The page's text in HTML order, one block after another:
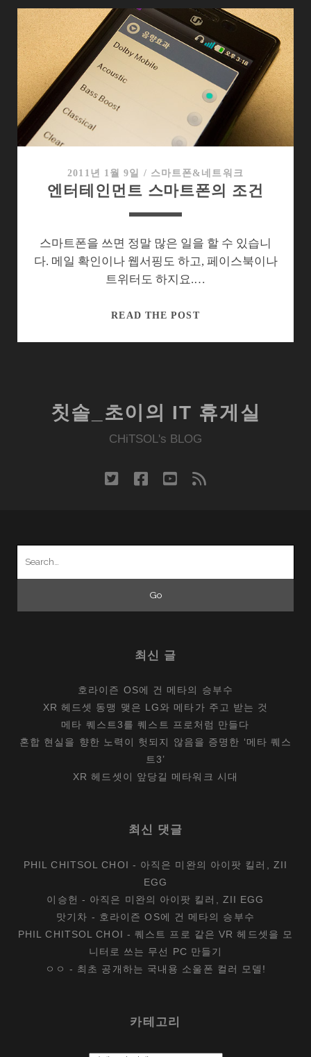
스
마
하
린
돌
비
이
트,
노
100
대
LG
벤
2011년 1월 9일 / 스마트폰&네트워크
엔터테인먼트 스마트폰의 조건
스마트폰을 쓰면 정말 많은 일을 할 수 있습니
다. 메일 확인이나 웹서핑도 하고, 페이스북이나
트위터도 하지요.…
READ THE POST엔
스
마
의
칫솔_초이의 IT 휴게실
CHiTSOL's BLOG
twitterfacebook
youtube
rss
최신 글
호라이즌 OS에 건 메타의 승부수
XR 헤드셋 동맹 맺은 LG와 메타가 주고 받는 것
메타 퀘스트3를 퀘스트 프로처럼 만들다
혼합 현실을 향한 노력이 헛되지 않음을 증명한 ‘메타 퀘스
트3’
XR 헤드셋이 앞당길 메타워크 시대
최신 댓글
PHIL CHITSOL CHOI - 아직은 미완의 아이팟 킬러, ZII
EGG
이승헌 - 아직은 미완의 아이팟 킬러, ZII EGG
맛기차 - 호라이즌 OS에 건 메타의 승부수
PHIL CHITSOL CHOI -퀘스트 프로 같은 VR 헤드셋을 모
니터로 쓰는 무선 PC 만들기
ㅇㅇ - 최초 공개하는 국내용 소울폰 컬러 모델!
카테고리